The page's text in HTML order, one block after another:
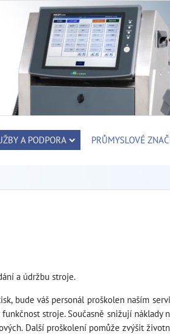
A PODPORA PRŮMYSLOVÉ
a údržbu stroje.
bude váš personál proškolen naším
stroje. Současně snižují náklady
Další proškolení pomůže zvýšit